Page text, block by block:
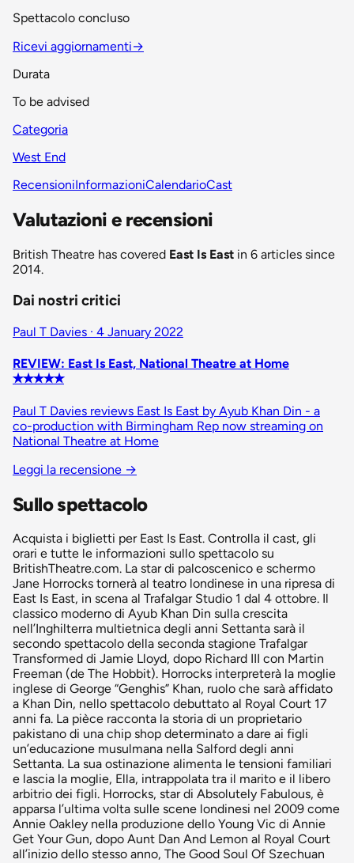
Spettacolo concluso
Ricevi aggiornamenti→
Durata
To be advised
Categoria
West End
RecensioniInformazioniCalendarioCast
Valutazioni e recensioni
British Theatre has covered East Is East in 6 articles since
2014.
Dai nostri critici
Paul T Davies · 4 January 2022
REVIEW: East Is East, National Theatre at Home
✭✭✭✭✭
Paul T Davies reviews East Is East by Ayub Khan Din - a
co-production with Birmingham Rep now streaming on
National Theatre at Home
Leggi la recensione →
Sullo spettacolo
Acquista i biglietti per East Is East. Controlla il cast, gli
orari e tutte le informazioni sullo spettacolo su
BritishTheatre.com. La star di palcoscenico e schermo
Jane Horrocks tornerà al teatro londinese in una ripresa di
East Is East, in scena al Trafalgar Studio 1 dal 4 ottobre. Il
classico moderno di Ayub Khan Din sulla crescita
nell’Inghilterra multietnica degli anni Settanta sarà il
secondo spettacolo della seconda stagione Trafalgar
Transformed di Jamie Lloyd, dopo Richard III con Martin
Freeman (de The Hobbit). Horrocks interpreterà la moglie
inglese di George “Genghis” Khan, ruolo che sarà affidato
a Khan Din, nello spettacolo debuttato al Royal Court 17
anni fa. La pièce racconta la storia di un proprietario
pakistano di una chip shop determinato a dare ai figli
un’educazione musulmana nella Salford degli anni
Settanta. La sua ostinazione alimenta le tensioni familiari
e lascia la moglie, Ella, intrappolata tra il marito e il libero
arbitrio dei figli. Horrocks, star di Absolutely Fabulous, è
apparsa l’ultima volta sulle scene londinesi nel 2009 come
Annie Oakley nella produzione dello Young Vic di Annie
Get Your Gun, dopo Aunt Dan And Lemon al Royal Court
all’inizio dello stesso anno, The Good Soul Of Szechuan